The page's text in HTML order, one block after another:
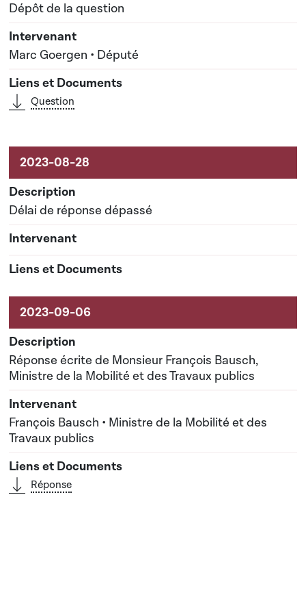
Dépôt de la question
Marc Goergen • Député
Question
Délai de réponse dépassé
Réponse écrite de Monsieur François Bausch,
Ministre de la Mobilité et des Travaux publics
François Bausch • Ministre de la Mobilité et des
Travaux publics
Réponse